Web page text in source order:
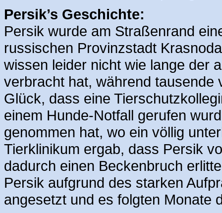
Persik’s Geschichte:
Persik wurde am Straßenrand
russischen Provinzstadt
wissen leider nicht wie lange der
verbracht hat, während tausende
Glück, dass eine
einem Hunde-Notfall gerufen
genommen hat, wo ein völlig
Tierklinikum ergab, dass Persik
dadurch einen Beckenbruch
Persik aufgrund des starken
angesetzt und es folgten Monate